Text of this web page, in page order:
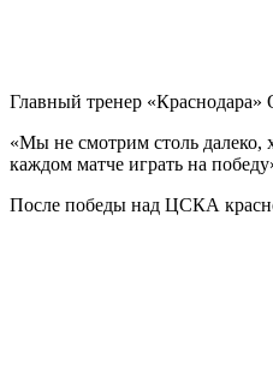
Главный тренер
«Мы не смотрим столь далеко,
каждом матче играть на
После победы над ЦСКА